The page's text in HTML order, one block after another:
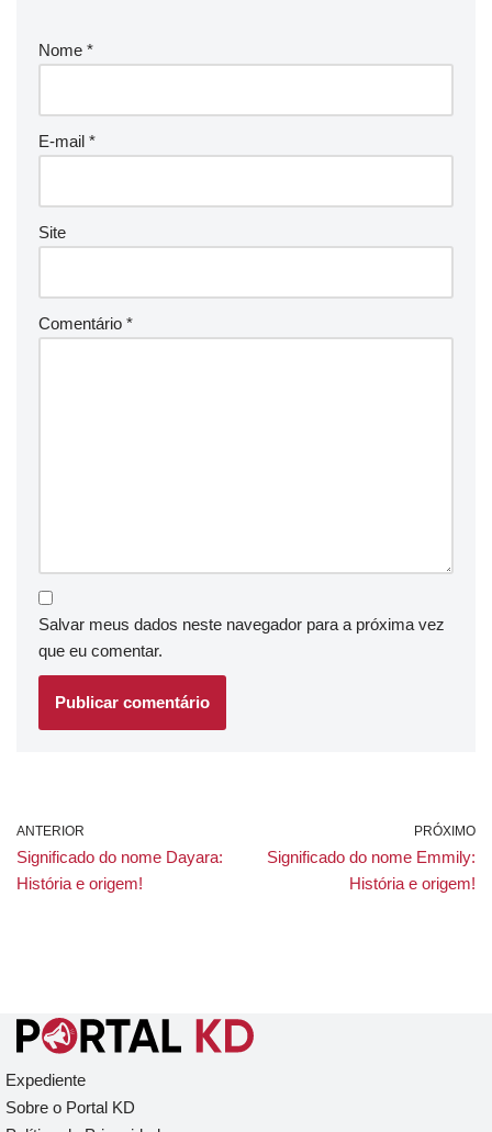
Nome *
E-mail *
Site
Comentário *
Salvar meus dados neste navegador para a próxima vez
que eu comentar.
ANTERIOR
Significado do nome Dayara:
História e origem!
PRÓXIMO
Significado do nome Emmily:
História e origem!
Expediente
Sobre o Portal KD